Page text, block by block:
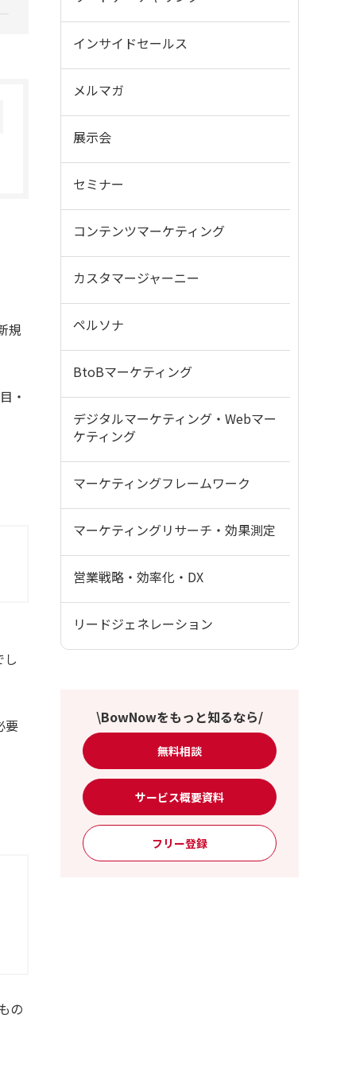
規
・
要
の
インサイドセールス
メルマガ
展示会
セミナー
コンテンツマーケティング
カスタマージャーニー
ペルソナ
BtoBマーケティング
デジタルマーケティング・Webマー
ケティング
マーケティングフレームワーク
マーケティングリサーチ・効果測定
営業戦略・効率化・DX
リードジェネレーション
\BowNowをもっと知るなら/
無料相談
サービス概要資料
フリー登録